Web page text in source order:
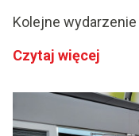
Kolejne
Czytaj więcej